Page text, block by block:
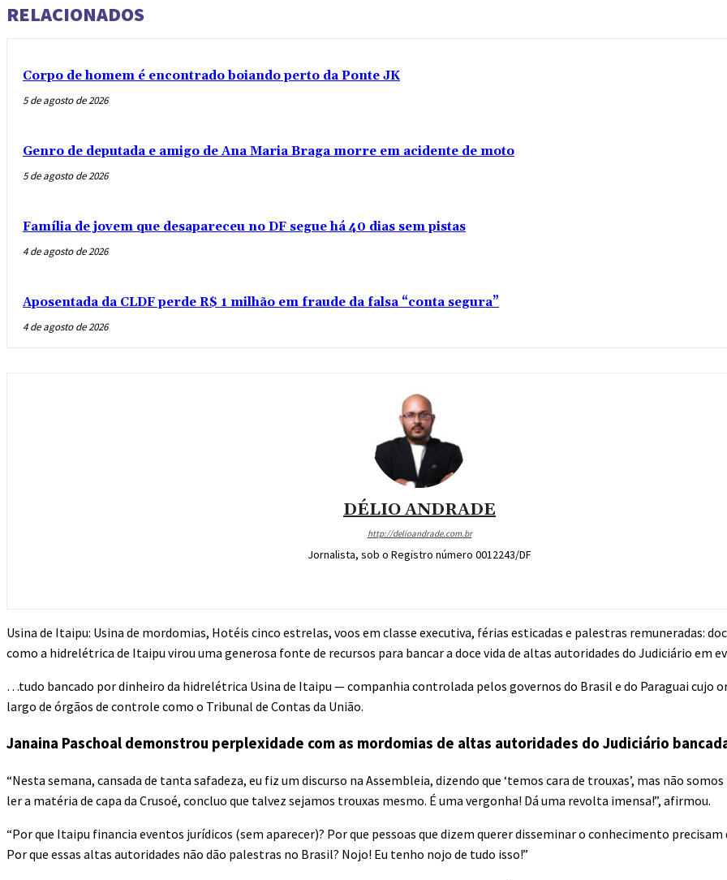
RELACIONADOS
Corpo de homem é encontrado boiando perto da Ponte JK
5 de agosto de 2026
Genro de deputada e amigo de Ana Maria Braga morre em acidente de moto
5 de agosto de 2026
Família de jovem que desapareceu no DF segue há 40 dias sem pistas
4 de agosto de 2026
Aposentada da CLDF perde R$ 1 milhão em fraude da falsa “conta segura”
4 de agosto de 2026
DÉLIO ANDRADE
http://delioandrade.com.br
Jornalista, sob o Registro número 0012243/DF
Usina de Itaipu: Usina de mordomias, Hotéis cinco estrelas, voos em classe executiva, férias esticadas e palestras remuneradas:
como a hidrelétrica de Itaipu virou uma generosa fonte de recursos para bancar a doce vida de altas autoridades do Judiciário em
…tudo bancado por dinheiro da hidrelétrica Usina de Itaipu — companhia controlada pelos governos do Brasil e do Paraguai cujo
largo de órgãos de controle como o Tribunal de Contas da União.
Janaina Paschoal demonstrou perplexidade com as mordomias de altas autoridades do Judiciário
“Nesta semana, cansada de tanta safadeza, eu fiz um discurso na Assembleia, dizendo que ‘temos cara de trouxas’, mas não
ler a matéria de capa da Crusoé, concluo que talvez sejamos trouxas mesmo. É uma vergonha! Dá uma revolta imensa!”, afirmou.
“Por que Itaipu financia eventos jurídicos (sem aparecer)? Por que pessoas que dizem querer disseminar o conhecimento
Por que essas altas autoridades não dão palestras no Brasil? Nojo! Eu tenho nojo de tudo isso!”